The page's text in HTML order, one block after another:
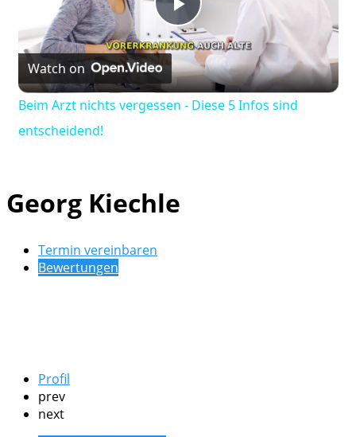
Play
Video
Watch on
Beim Arzt nichts vergessen - Diese 5 Infos sind
entscheidend!
Georg Kiechle
Termin vereinbaren
Bewertungen
Profil
prev
next